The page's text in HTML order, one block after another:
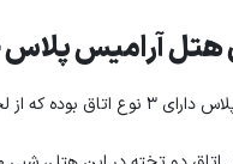
هتل آرامیس
و قیمت هر اتاق به شرح زیر می باشد: